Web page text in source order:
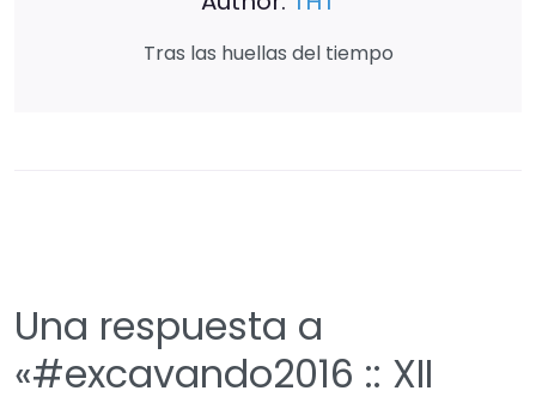
Tras las huellas del tiempo
Una respuesta a
«#‎excavando2016‬ :: XII